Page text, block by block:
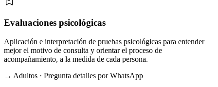
Evaluaciones psicológicas
Aplicación e interpretación de pruebas psicológicas para entender
mejor el motivo de consulta y orientar el proceso de
acompañamiento, a la medida de cada persona.
→ Adultos · Pregunta detalles por WhatsApp